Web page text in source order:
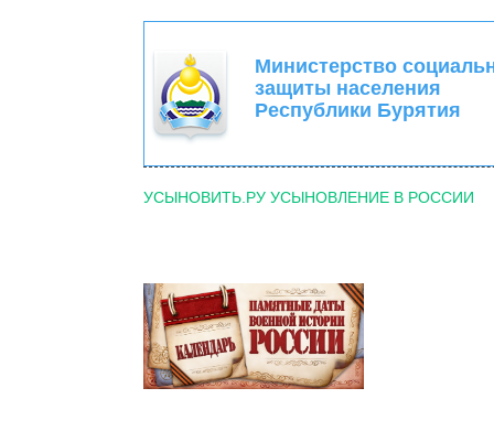
Министерство
защиты населения
Республики Бурятия
УСЫНОВИТЬ.РУ УСЫНОВЛЕНИЕ В РОССИИ